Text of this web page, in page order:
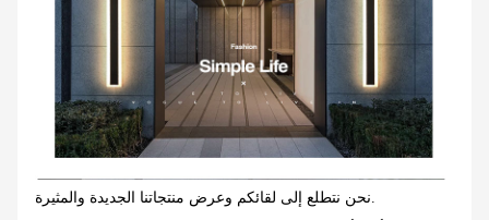
نحن نتطلع إلى لقائكم وعرض منتجاتنا الجديدة والمثيرة.